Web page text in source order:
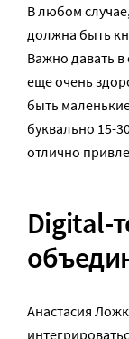
В любом
должна быть
Важно давать
еще очень
быть
буквально 15-
отлично
Digital-
Анастасия